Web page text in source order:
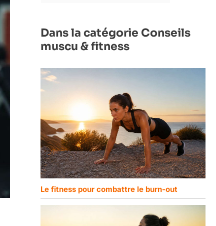
Dans la catégorie Conseils
muscu & fitness
Le fitness pour combattre le burn-out